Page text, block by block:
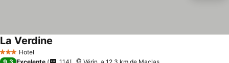
3 EstrelasHotel
La Verdine